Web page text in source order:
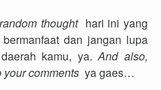
random thought hari ini yang
dan jangan lupa
kamu, ya.And also,
your comments ya gaes…